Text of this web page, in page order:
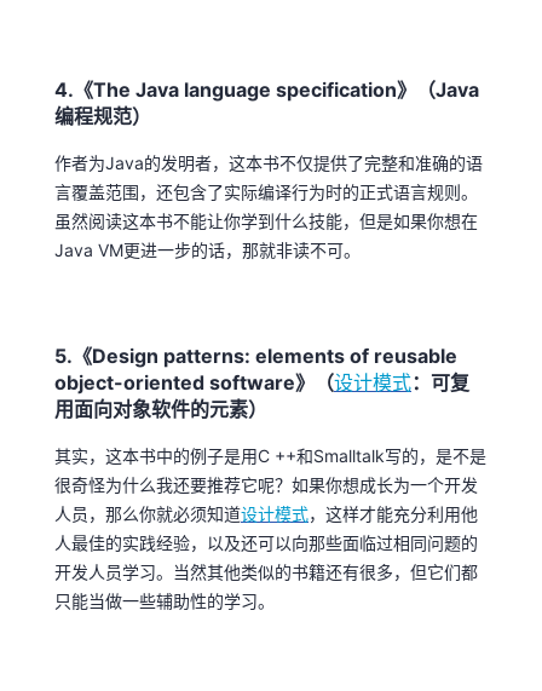
程
认
证
的
实
验
我
的
收
支
持
声
建
议
4.《The Java language specification》（Java
编程规范）
作者为Java的发明者，这本书不仅提供了完整和准确的语
言覆盖范围，还包含了实际编译行为时的正式语言规则。
虽然阅读这本书不能让你学到什么技能，但是如果你想在
Java VM更进一步的话，那就非读不可。
5.《Design patterns: elements of reusable
object-oriented software》（设计模式：可复
用面向对象软件的元素）
其实，这本书中的例子是用C ++和Smalltalk写的，是不是
很奇怪为什么我还要推荐它呢？如果你想成长为一个开发
人员，那么你就必须知道设计模式，这样才能充分利用他
人最佳的实践经验，以及还可以向那些面临过相同问题的
开发人员学习。当然其他类似的书籍还有很多，但它们都
只能当做一些辅助性的学习。